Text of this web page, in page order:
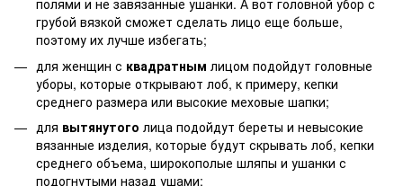
полями и не завязанные ушанки. А вот головной убор с
грубой вязкой сможет сделать лицо еще больше,
поэтому их лучше избегать;
для женщин с квадратным лицом подойдут головные
уборы, которые открывают лоб, к примеру, кепки
среднего размера или высокие меховые шапки;
для вытянутого лица подойдут береты и невысокие
вязанные изделия, которые будут скрывать лоб, кепки
среднего объема, широкополые шляпы и ушанки с
подогнутыми назад ушами;